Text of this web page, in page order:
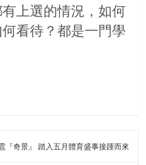
上選的情況，如何
看待？都是一門學
『奇景』 踏入五月體育盛事接踵而來